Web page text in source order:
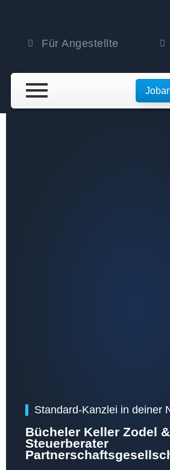
Für Angestellte
Standard-Kanzlei in deiner
Bücheler Keller Zodel
Steuerberater